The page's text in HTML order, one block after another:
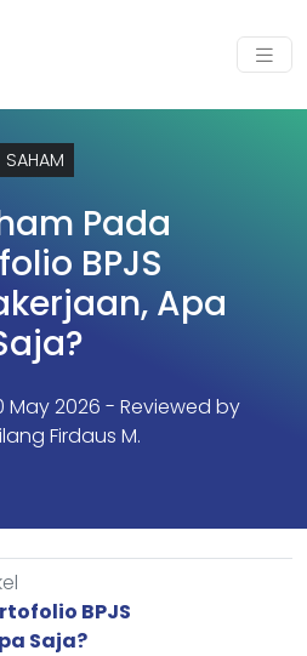
SAHAM
Pada
BPJS
Apa
May 2026 - Reviewed by
Firdaus M.
BPJS
Saja?